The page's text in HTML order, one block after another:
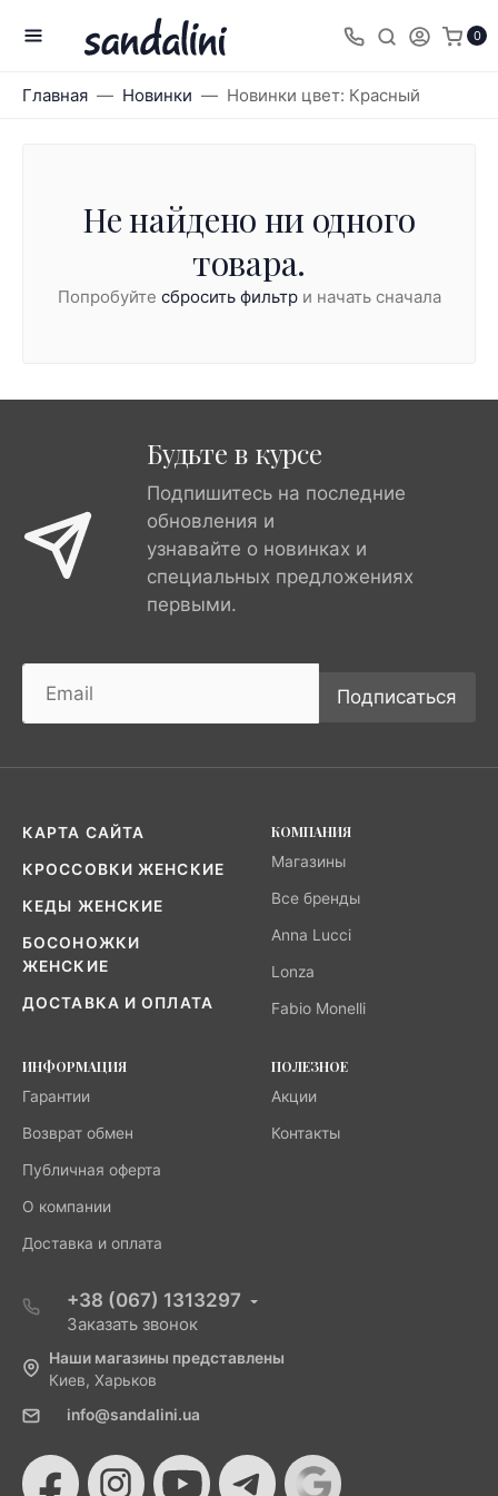
0
Главная Новинки Новинки цвет: Красный
Не найдено ни одного
товара.
Попробуйте сбросить фильтри начать сначала
Будьте в курсе
Подпишитесь на последние
обновления и
узнавайте о новинках и
специальных предложениях
первыми.
Подписаться
КАРТА САЙТА
КРОССОВКИ ЖЕНСКИЕ
КЕДЫ ЖЕНСКИЕ
БОСОНОЖКИ
ЖЕНСКИЕ
ДОСТАВКА И ОПЛАТА
КОМПАНИЯ
Магазины
Все бренды
Anna Lucci
Lonza
Fabio Monelli
ИНФОРМАЦИЯ
Гарантии
Возврат обмен
Публичная оферта
О компании
Доставка и оплата
ПОЛЕЗНОЕ
Акции
Контакты
+38 (067) 1313297
Заказать звонок
Наши магазины представлены
Киев, Харьков
info@sandalini.ua